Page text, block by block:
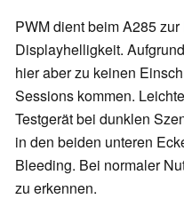
PWM dient beim A285
Displayhelligkeit.
hier aber zu keinen
Sessions kommen.
Testgerät bei dunklen
in den beiden unteren
Bleeding. Bei normaler
zu erkennen.